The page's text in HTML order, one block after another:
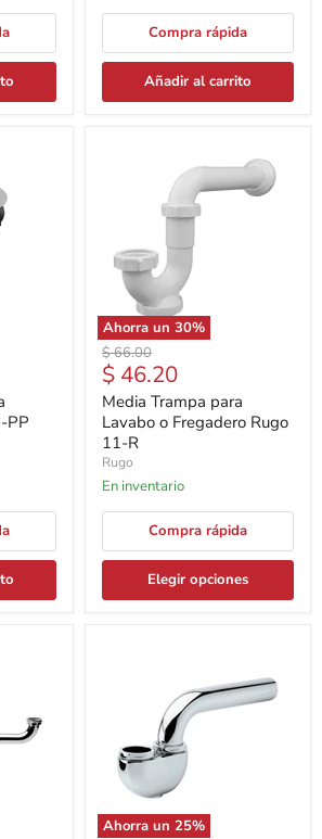
Compra rápida
Añadir al carrito
PP
Ahorra un 30%
Precio
original
$ 66.00
Precio
actual
$ 46.20
Media Trampa para
Lavabo o Fregadero Rugo
11-R
Rugo
En inventario
Compra rápida
Elegir opciones
Ahorra un 25%